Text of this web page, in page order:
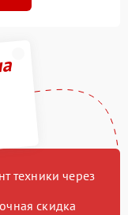
техники через
скидка